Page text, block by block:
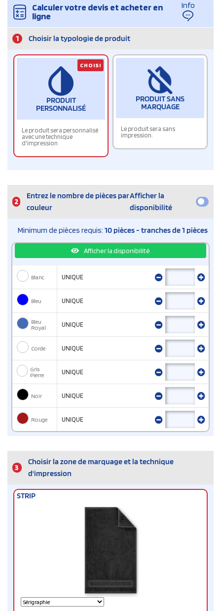
Calculer votre devis et acheter en
ligne
Info
1 Choisir la typologie de produit
PRODUIT
PERSONNALISÉ
Le produit sera personnalisé
avec une technique
d'impression
CHOISI
PRODUIT SANS
MARQUAGE
Le produit sera sans
impression.
2
Entrez le nombre de pièces par
couleur
Afficher la
disponibilité
Minimum de pièces requis: 10 pièces - tranches de 1 pièces
Afficher la disponibilité
Blanc UNIQUE
Bleu UNIQUE
Bleu
Royal
UNIQUE
Corde UNIQUE
Gris
Pierre
UNIQUE
Noir UNIQUE
Rouge UNIQUE
3
Choisir la zone de marquage et la technique
d'impression
STRIP